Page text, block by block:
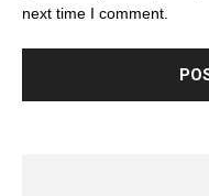
next time I comment.